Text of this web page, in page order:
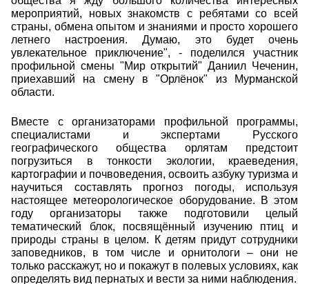
мероприятий, новых знакомств с ребятами со всей
страны, обмена опытом и знаниями и просто хорошего
летнего настроения. Думаю, это будет очень
увлекательное приключение", - поделился участник
профильной смены "Мир открытий" Даниил Чеченин,
приехавший на смену в "Орлёнок" из Мурманской
области.
Вместе с организаторами профильной программы,
специалистами и экспертами Русского
географического общества орлятам предстоит
погрузиться в тонкости экологии, краеведения,
картографии и почвоведения, освоить азбуку туризма и
научиться составлять прогноз погоды, используя
настоящее метеорологическое оборудование. В этом
году организаторы также подготовили целый
тематический блок, посвящённый изучению птиц и
природы страны в целом. К детям придут сотрудники
заповедников, в том числе и орнитологи – они не
только расскажут, но и покажут в полевых условиях, как
определять вид пернатых и вести за ними наблюдения.